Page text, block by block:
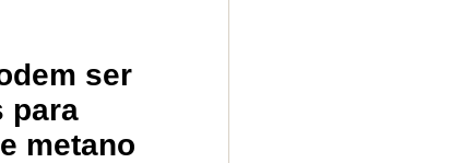
ser
para
metano